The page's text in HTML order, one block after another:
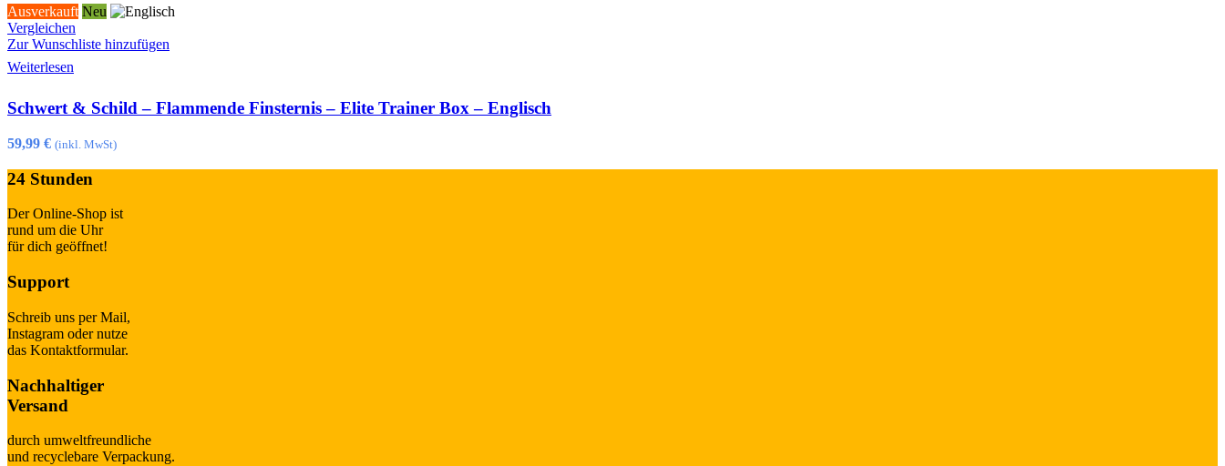
Optionen
auf
werden
Ausverkauft Neu
Vergleichen
Zur Wunschliste hinzufügen
Weiterlesen
Schwert & Schild – Flammende Finsternis – Elite Trainer Box – Englisch
59,99 € (inkl. MwSt)
24 Stunden
Der Online-Shop ist
rund um die Uhr
für dich geöffnet!
Support
Schreib uns per Mail,
Instagram oder nutze
das Kontaktformular.
Nachhaltiger
Versand
durch umweltfreundliche
und recyclebare Verpackung.